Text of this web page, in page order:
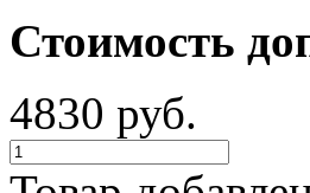
Стоимость
4830 руб.